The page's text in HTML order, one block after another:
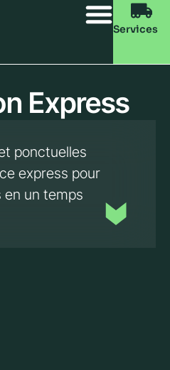
Services
Express
ponctuelles
express pour
en un temps